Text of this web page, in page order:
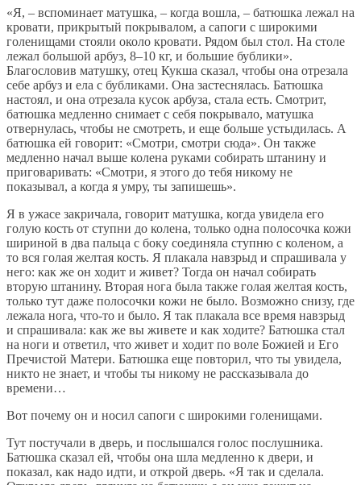
«Я, – вспоминает матушка, – когда вошла, – батюшка лежал на
кровати, прикрытый покрывалом, а сапоги с широкими
голенищами стояли около кровати. Рядом был стол. На столе
лежал большой арбуз, 8–10 кг, и большие бублики».
Благословив матушку, отец Кукша сказал, чтобы она отрезала
себе арбуз и ела с бубликами. Она застеснялась. Батюшка
настоял, и она отрезала кусок арбуза, стала есть. Смотрит,
батюшка медленно снимает с себя покрывало, матушка
отвернулась, чтобы не смотреть, и еще больше устыдилась. А
батюшка ей говорит: «Смотри, смотри сюда». Он также
медленно начал выше колена руками собирать штанину и
приговаривать: «Смотри, я этого до тебя никому не
показывал, а когда я умру, ты запишешь».
Я в ужасе закричала, говорит матушка, когда увидела его
голую кость от ступни до колена, только одна полосочка кожи
шириной в два пальца с боку соединяла ступню с коленом, а
то вся голая желтая кость. Я плакала навзрыд и спрашивала у
него: как же он ходит и живет? Тогда он начал собирать
вторую штанину. Вторая нога была также голая желтая кость,
только тут даже полосочки кожи не было. Возможно снизу, где
лежала нога, что-то и было. Я так плакала все время навзрыд
и спрашивала: как же вы живете и как ходите? Батюшка стал
на ноги и ответил, что живет и ходит по воле Божией и Его
Пречистой Матери. Батюшка еще повторил, что ты увидела,
никто не знает, и чтобы ты никому не рассказывала до
времени…
Вот почему он и носил сапоги с широкими голенищами.
Тут постучали в дверь, и послышался голос послушника.
Батюшка сказал ей, чтобы она шла медленно к двери, и
показал, как надо идти, и открой дверь. «Я так и сделала.